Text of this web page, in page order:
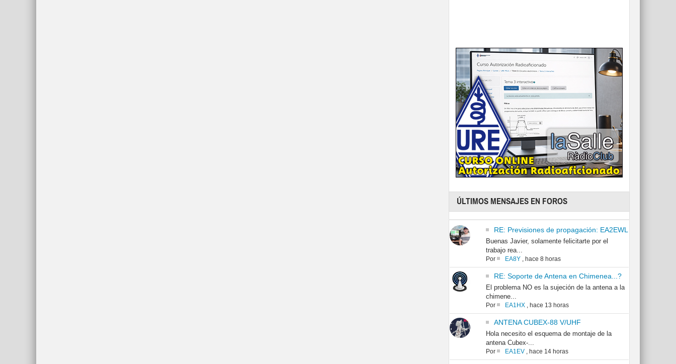
ÚLTIMOS MENSAJES EN FOROS
RE: Previsiones de propagación: EA2EWL
Buenas Javier, solamente felicitarte por el
trabajo rea...
Por EA8Y, hace 8 horas
RE: Soporte de Antena en Chimenea...?
El problema NO es la sujeción de la antena a la
chimene...
Por EA1HX, hace 13 horas
ANTENA CUBEX-88 V/UHF
Hola necesito el esquema de montaje de la
antena Cubex-...
Por EA1EV, hace 14 horas